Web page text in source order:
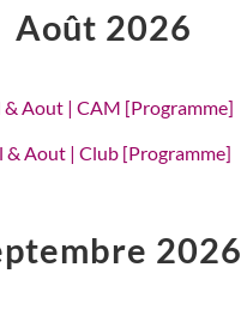
Août 2026
& Aout | CAM [Programme]
& Aout | Club [Programme]
2026